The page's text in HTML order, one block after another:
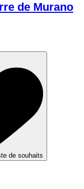
de Murano
de souhaits